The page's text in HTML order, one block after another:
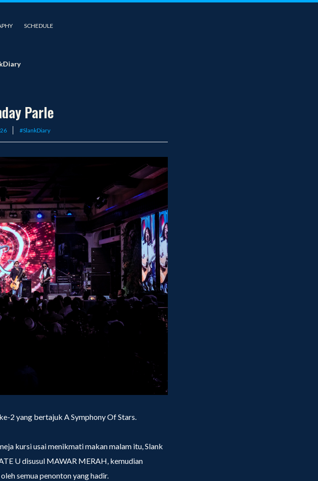
SCHEDULE
Parle
#SlankDiary
2 yang bertajuk A Symphony Of Stars.
kursi usai menikmati makan malam itu, Slank
U disusul MAWAR MERAH, kemudian
semua penonton yang hadir.